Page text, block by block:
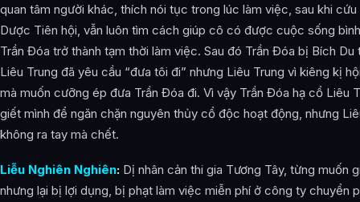
quan tâm người khác, thích nói tục trong lúc làm việc, sau khi
Dược Tiên hội, vẫn luôn tìm cách giúp cô có được cuộc sống
Trần Đóa trở thành tạm thời làm việc. Sau đó Trần Đóa bị Bích
Liêu Trung đã yêu cầu “đưa tôi đi” nhưng Liêu Trung vì kiêng kị
mà muốn cưỡng ép đưa Trần Đóa đi. Vì vậy Trần Đóa hạ cổ Liêu
giết mình để ngăn chặn nguyên thủy cổ độc hoạt động, nhưng
không ra tay mà chết.
Liễu Nghiên Nghiên: Dị nhân cản thi gia Tương Tây, từng muốn
nhưng lại bị lợi dụng, bị phạt làm việc miễn phí ở công ty chuyển